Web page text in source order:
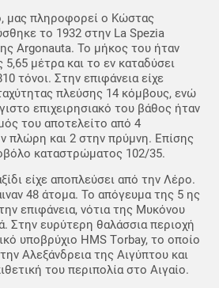
μας πληροφορεί ο Κώστας
το 1932 στην La Spezia
Argonauta. Το μήκος του ήταν
μέτρα και το εν καταδύσει
τόνοι. Στην επιφάνεια είχε
πλεύσης 14 κόμβους, ενώ
επιχειρησιακό του βάθος ήταν
του αποτελείτο από 4
πλώρη και 2 στην πρύμνη. Επίσης
καταστρώματος 102/35.
είχε αποπλεύσει από την Λέρο.
48 άτομα. Το απόγευμα της 5 ης
επιφάνεια, νότια της Μυκόνου
Στην ευρύτερη θαλάσσια περιοχή
υποβρύχιο HMS Tοrbay, το οποίο
Αλεξάνδρεια της Αιγύπτου και
του περιπολία στο Αιγαίο.